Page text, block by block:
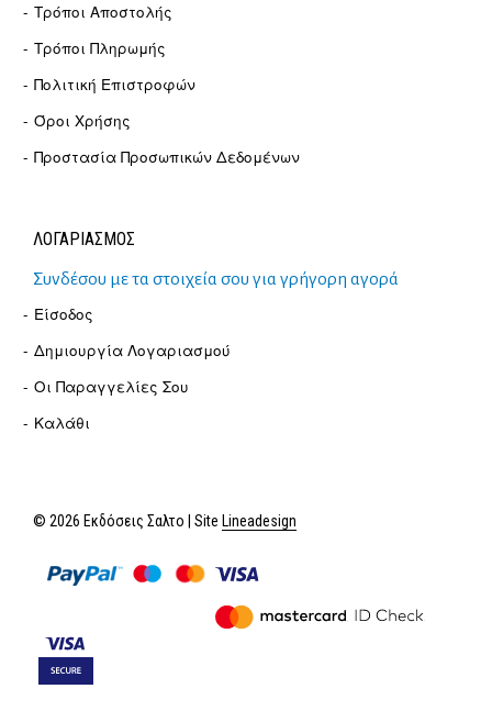
Τρόποι Αποστολής
Τρόποι Πληρωμής
Πολιτική Επιστροφών
Όροι Χρήσης
Προστασία Προσωπικών Δεδομένων
ΛΟΓΑΡΙΑΣΜΟΣ
Συνδέσου με τα στοιχεία σου για γρήγορη αγορά
Είσοδος
Δημιουργία Λογαριασμού
Οι Παραγγελίες Σου
Καλάθι
© 2026 Εκδόσεις Σαλτο | Site Lineadesign